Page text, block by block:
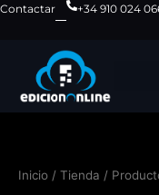
Ir
contenido
Contactar
+34 910 024
Inicio / Tienda /